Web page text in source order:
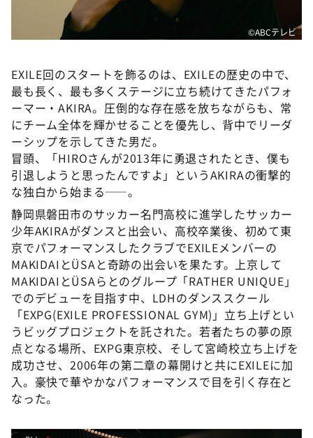
©️ABCテレビ
EXILE回のスタートを飾るのは、EXILEの歴史の中で、
最も長く、最も多くステージに立ち続けてきたパフォ
ーマー・AKIRA。圧倒的な存在感を放ちながらも、常
にチーム全体を輝かせることを優先し、背中でリーダ
ーシップを示してきた男だ。
冒頭、「HIROさんが2013年に勇退されたとき、僕も
引退しようと思ったんですよ」というAKIRAの衝撃的
な独白から始まる――。
静岡県磐田市のサッカー名門高校に進学したサッカー
少年AKIRAがダンスと出会い、高校卒業後、初めて東
京でパフォーマンスしたクラブでEXILEメンバーの
MAKIDAIとÜSAと奇跡の出会いを果たす。上京して
MAKIDAIとÜSAらとのグループ「RATHER UNIQUE」
でのデビューを目指す中、LDHのダンススクール
「EXPG(EXILE PROFESSIONAL GYM)」立ち上げとい
うビッグプロジェクトを託された。若者たちの夢の原
点となる場所、EXPG東京校、そして宮崎校立ち上げを
成功させ、2006年の第二章の幕開けと共にEXILEに加
入。豪快で華やかなパフォーマンスで目を引く存在と
なった。